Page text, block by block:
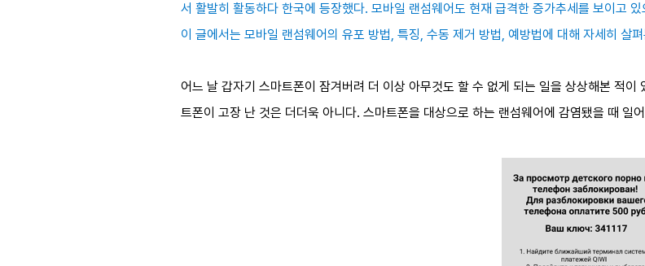
서 활발히 활동하다 한국에 등장했다. 모바일 랜섬웨어도 현재 급격한 증가추세를 보이고
이 글에서는 모바일 랜섬웨어의 유포 방법, 특징, 수동 제거 방법, 예방법에 대해 자세히 살
어느 날 갑자기 스마트폰이 잠겨버려 더 이상 아무것도 할 수 없게 되는 일을 상상해본 적
트폰이 고장 난 것은 더더욱 아니다. 스마트폰을 대상으로 하는 랜섬웨어에 감염됐을 때 일